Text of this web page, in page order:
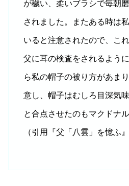
が穢い、柔いブラシで毎朝
されました。またある時は
いると注意されたので、こ
父に耳の検査をされるよう
ら私の帽子の被り方があま
意し、帽子はむしろ目深気
と合点させたのもマクドナ
（引用『父「八雲」を憶ふ